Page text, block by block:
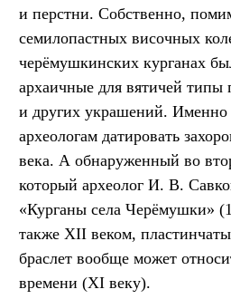
и перстни. Собственно,
семилопастных височных
черёмушкинских курганах
архаичные для вятичей типы
и других украшений. Именно
археологам датировать
века. А обнаруженный во
который археолог И. В.
«Курганы села Черёмушки»
также XII веком,
браслет вообще может
времени (XI веку).